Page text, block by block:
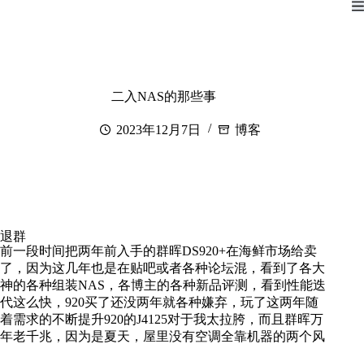
二入NAS的那些事
2023年12月7日 博客
退群
前一段时间把两年前入手的群晖DS920+在海鲜市场给卖
了，因为这几年也是在贴吧或者各种论坛混，看到了各大
神的各种组装NAS，各博主的各种新品评测，看到性能迭
代这么快，920买了还没两年就各种嫌弃，玩了这两年随
着需求的不断提升920的J4125对于我太拉胯，而且群晖万
年老千兆，因为是夏天，屋里没有空调全靠机器的两个风